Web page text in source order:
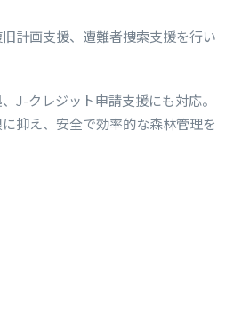
計画支援、遭難者捜索支援を行い
J-クレジット申請支援にも対応。
抑え、安全で効率的な森林管理を